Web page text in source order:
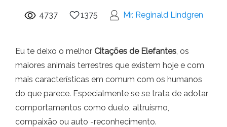
4737 1375 Mr. Reginald Lindgren
Eu te deixo o melhor Citações de Elefantes, os
maiores animais terrestres que existem hoje e com
mais características em comum com os humanos
do que parece. Especialmente se se trata de adotar
comportamentos como duelo, altruísmo,
compaixão ou auto -reconhecimento.